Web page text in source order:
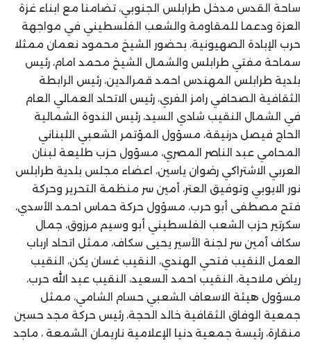
ساحة القدس مدخل طرابلس الجنوبي، تضامنا مع ابناء غزة
العزة ودعما للمقاومة والشعب الفلسطيني في مواجهة
حرب الإبادة الصهيونية، بحضور الشيخ محمود نعمان ممثلا
سماحة مفتي طرابلس والشمال الشيخ محمد امام، رئيس
بلدية طرابلس المهندس احمد قمرالدين، رئيس الرابطة
الثقافية الصحافي رامز الفري، رئيس الاتحاد العمالي العام
في الشمال النقيب شادي السيد، رئيس الندوة الشمالية
الحاج فيصل درنيقة، مسؤول المؤتمر الشعبي اللبناني
المحامي عبد الناصر المصري، مسؤول حزب طليعة لبنان
العربي الاشتراكي رضوان ياسين، اعضاء مجلس بلدية طرابلس
نور الايوبي وتوفيق العتر، أمين سر منظمة التحرير وحركة
فتح مصطفى أبو حرب، مسؤول حركة حماس احمد الأسدي،
سكرتير حزب الشعب الفلسطيني أبو وسيم مرزوق، جمال
سكاف أمين سر لجنة الأسير يحيى سكاف، ممثل اتحاد ارباب
العمل النقيب فتحي الهندي، النقيب غسان يكن، النقيب
رياض ملاحية، النقيب احمد السعيد، النقيب عبد الله حرب،
مسؤول هيئة الاسعاف الشعبي حسام الشامي، ممثل
جمعية الوفاق الثقافية خالد الحجة، رئيس حركة مجد حسين
منقارة، رئيسة جمعية دنيا الإعلامية ناريمان الشمعة ، ماجد